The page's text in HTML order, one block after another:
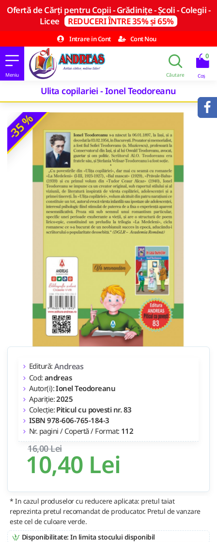
Ofertă de Cărți pentru Copii - Grădinițe - Școli - Colegii -
Licee REDUCERI ÎNTRE 35% și 65%
Intrare in Cont
Cont Nou
0
Ulita copilariei - Ionel Teodoreanu
-35 %
10,40 Lei
16,00 Lei
Editură: Andreas
Cod: andreas
Autor(i):Ionel Teodoreanu
Apariție:2025
Colecție: Piticul cu povesti nr. 83
ISBN 978-606-765-184-3
Nr. pagini / Copertă / Format: 112
* In cazul produselor cu reducere aplicata: pretul taiat
reprezinta pretul recomandat de producator. Pretul de vanzare
este cel de culoare verde.
Disponibilitate: In limita stocului disponibil